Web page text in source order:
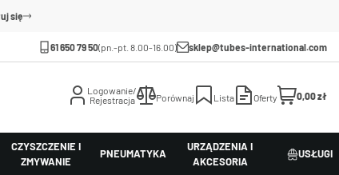
się
61 650 79 50(pn.-pt. 8.00-16.00) sklep@tubes-international.com
Logowanie/
Rejestracja
Porównaj Lista Oferty 0,00 zł
CZYSZCZENIE I
ZMYWANIE
PNEUMATYKA
URZĄDZENIA I
AKCESORIA
USŁUGI